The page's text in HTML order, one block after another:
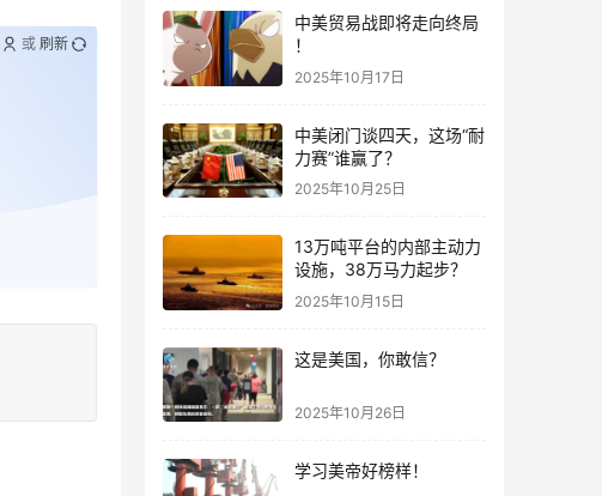
或 刷新
中美贸易战即将走向终局
！
2025年10月17日
中美闭门谈四天，这场“耐
力赛”谁赢了？
2025年10月25日
13万吨平台的内部主动力
设施，38万马力起步？
2025年10月15日
这是美国，你敢信？
2025年10月26日
学习美帝好榜样！